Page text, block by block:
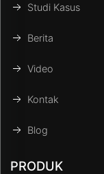
Studi Kasus
Berita
Video
Kontak
Blog
PRODUK